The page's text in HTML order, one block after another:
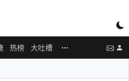
热榜 大吐槽